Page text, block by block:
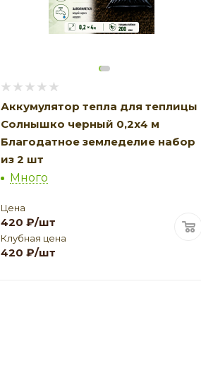
Аккумулятор тепла для теплицы
Солнышко черный 0,2х4 м
Благодатное земледелие набор
из 2 шт
Много
Цена
420 ₽/шт
Клубная цена
420 ₽/шт